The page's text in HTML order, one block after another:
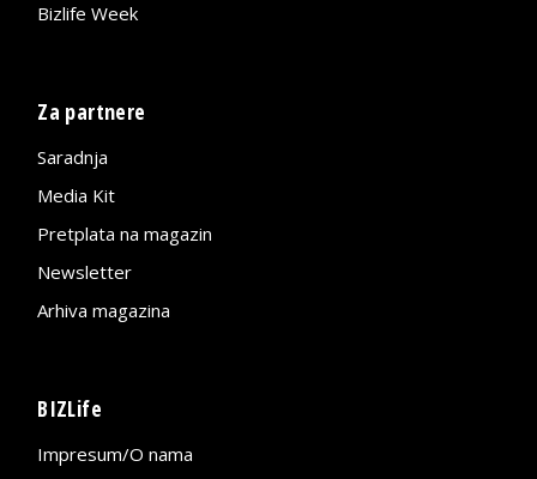
Bizlife Week
Za partnere
Saradnja
Media Kit
Pretplata na magazin
Newsletter
Arhiva magazina
BIZLife
Impresum/O nama